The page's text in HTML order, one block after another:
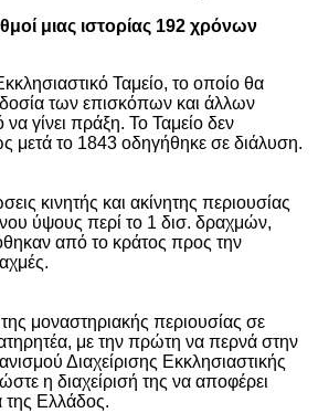
μιας ιστορίας 192 χρόνων
Ταμείο, το οποίο θα
των επισκόπων και άλλων
γίνει πράξη. Το Ταμείο δεν
μετά το 1843 οδηγήθηκε σε διάλυση.
κινητής και ακίνητης περιουσίας
ύψους περί το 1 δισ. δραχμών,
από το κράτος προς την
μοναστηριακής περιουσίας σε
με την πρώτη να περνά στην
Διαχείρισης Εκκλησιαστικής
η διαχείρισή της να αποφέρει
της Ελλάδος.